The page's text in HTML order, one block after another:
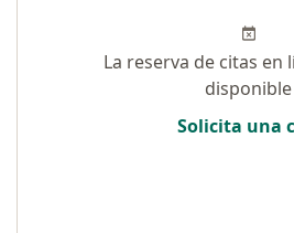
La reserva de citas en
disponible
Solicita una